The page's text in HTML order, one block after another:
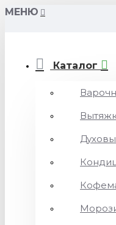
МЕНЮ
Каталог